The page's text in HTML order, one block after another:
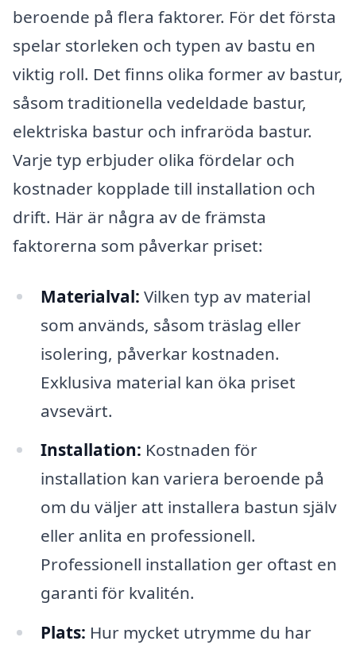
beroende på flera faktorer. För det första
spelar storleken och typen av bastu en
viktig roll. Det finns olika former av bastur,
såsom traditionella vedeldade bastur,
elektriska bastur och infraröda bastur.
Varje typ erbjuder olika fördelar och
kostnader kopplade till installation och
drift. Här är några av de främsta
faktorerna som påverkar priset:
Materialval: Vilken typ av material
som används, såsom träslag eller
isolering, påverkar kostnaden.
Exklusiva material kan öka priset
avsevärt.
Installation: Kostnaden för
installation kan variera beroende på
om du väljer att installera bastun själv
eller anlita en professionell.
Professionell installation ger oftast en
garanti för kvalitén.
Plats: Hur mycket utrymme du har